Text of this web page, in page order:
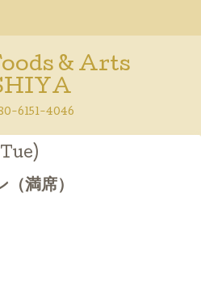
& Arts
6151-4046
満席）